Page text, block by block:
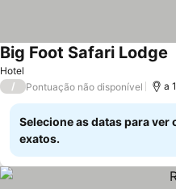
Hotel
Big Foot Safari Lodge
/ Pontuação não disponível a
Selecione as datas para ver
exatos.